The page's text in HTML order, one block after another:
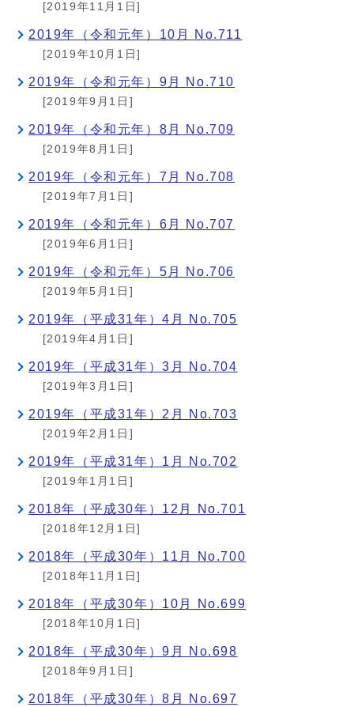
[2019年11月1日]
2019年（令和元年）10月 No.711
[2019年10月1日]
2019年（令和元年）9月 No.710
[2019年9月1日]
2019年（令和元年）8月 No.709
[2019年8月1日]
2019年（令和元年）7月 No.708
[2019年7月1日]
2019年（令和元年）6月 No.707
[2019年6月1日]
2019年（令和元年）5月 No.706
[2019年5月1日]
2019年（平成31年）4月 No.705
[2019年4月1日]
2019年（平成31年）3月 No.704
[2019年3月1日]
2019年（平成31年）2月 No.703
[2019年2月1日]
2019年（平成31年）1月 No.702
[2019年1月1日]
2018年（平成30年）12月 No.701
[2018年12月1日]
2018年（平成30年）11月 No.700
[2018年11月1日]
2018年（平成30年）10月 No.699
[2018年10月1日]
2018年（平成30年）9月 No.698
[2018年9月1日]
2018年（平成30年）8月 No.697